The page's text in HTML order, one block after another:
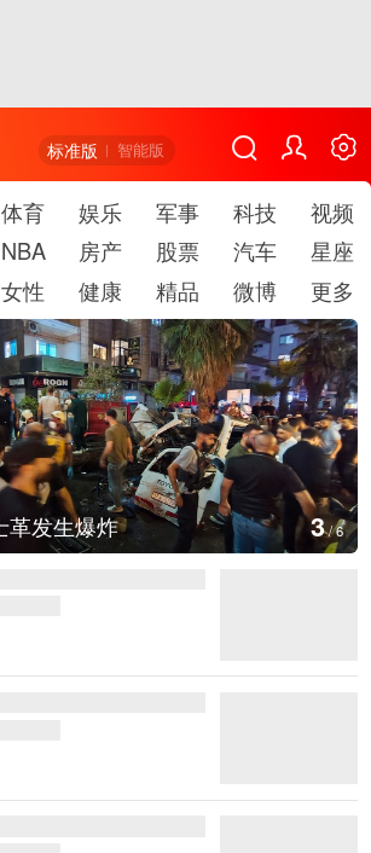
标准版 智能版
体育 娱乐 军事 科技
视频
NBA 房产 股票 汽车
星座
女性 健康 精品 微博 更多
图集
云南弥勒：欢庆火把节
4/6